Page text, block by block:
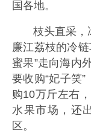
国各地。
枝头直采，
廉江荔枝的冷
蜜果”走向海内
要收购“妃子笑
购10万斤左右
水果市场，还
区。